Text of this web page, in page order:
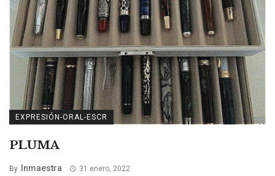
EXPRESIÓN-ORAL-ESCR
PLUMA
By Inmaestra 31 enero, 2022